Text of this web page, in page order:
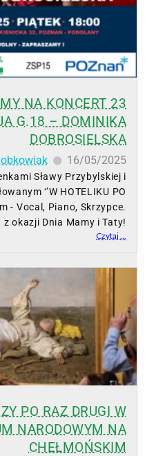
NA KONCERT 23
G.18 – DOMINIKA
DOBROSIELSKA
16/05/2025
Sławy Przybylskiej i
‘’W HOTELIKU PO
- Vocal, Piano, Skrzypce.
z okazji Dnia Mamy i Taty!
Czytaj ...
PO RAZ DRUGI W
NARODOWYM NA
CHEŁMOŃSKIM